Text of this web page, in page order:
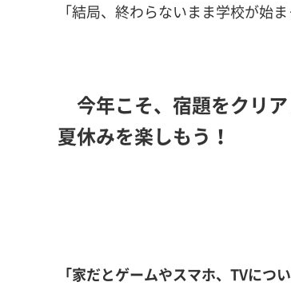
「結局、終わらないまま学校が始
今年こそ、宿題をクリ
夏休みを楽しもう！
「家だとゲームやスマホ、TVにつ